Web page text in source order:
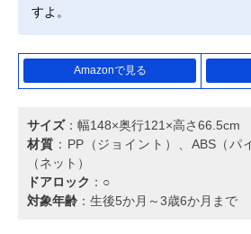
すよ。
Amazonで見る
サイズ：幅148×奥行121×高さ66.5cm
材質 ：PP（ジョイント）、ABS（
（ネット）
ドアロック ：○
対象年齢 ：生後5か月～3歳6か月まで